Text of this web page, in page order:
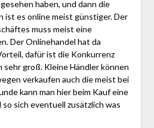
haben, und dann die
ist es online meist günstiger. Der
muss meist eine
Der Onlinehandel hat da
dafür ist die Konkurrenz
groß. Kleine Händler können
verkaufen auch die meist bei
kann man hier beim Kauf eine
sich eventuell zusätzlich was